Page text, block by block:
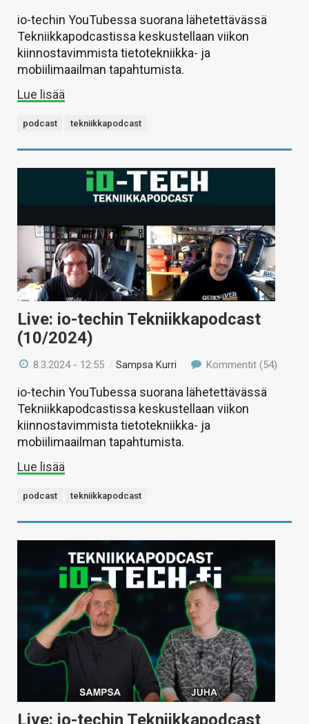
io-techin YouTubessa suorana lähetettävässä
Tekniikkapodcastissa keskustellaan viikon
kiinnostavimmista tietotekniikka- ja
mobiilimaailman tapahtumista.
Lue lisää
podcast tekniikkapodcast
Live: io-techin Tekniikkapodcast
(10/2024)
8.3.2024 - 12:55 /Sampsa Kurri Kommentit (54)
io-techin YouTubessa suorana lähetettävässä
Tekniikkapodcastissa keskustellaan viikon
kiinnostavimmista tietotekniikka- ja
mobiilimaailman tapahtumista.
Lue lisää
podcast tekniikkapodcast
Live: io-techin Tekniikkapodcast